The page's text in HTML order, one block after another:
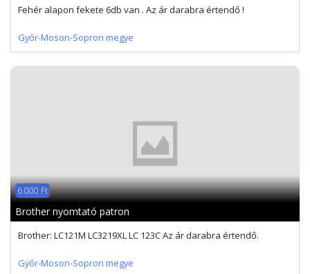
Fehér alapon fekete 6db van . Az ár darabra értendő !
Győr-Moson-Sopron megye
6 000 Ft
Brother nyomtató patron
Brother: LC121M LC3219XL LC 123C Az ár darabra értendő.
Győr-Moson-Sopron megye